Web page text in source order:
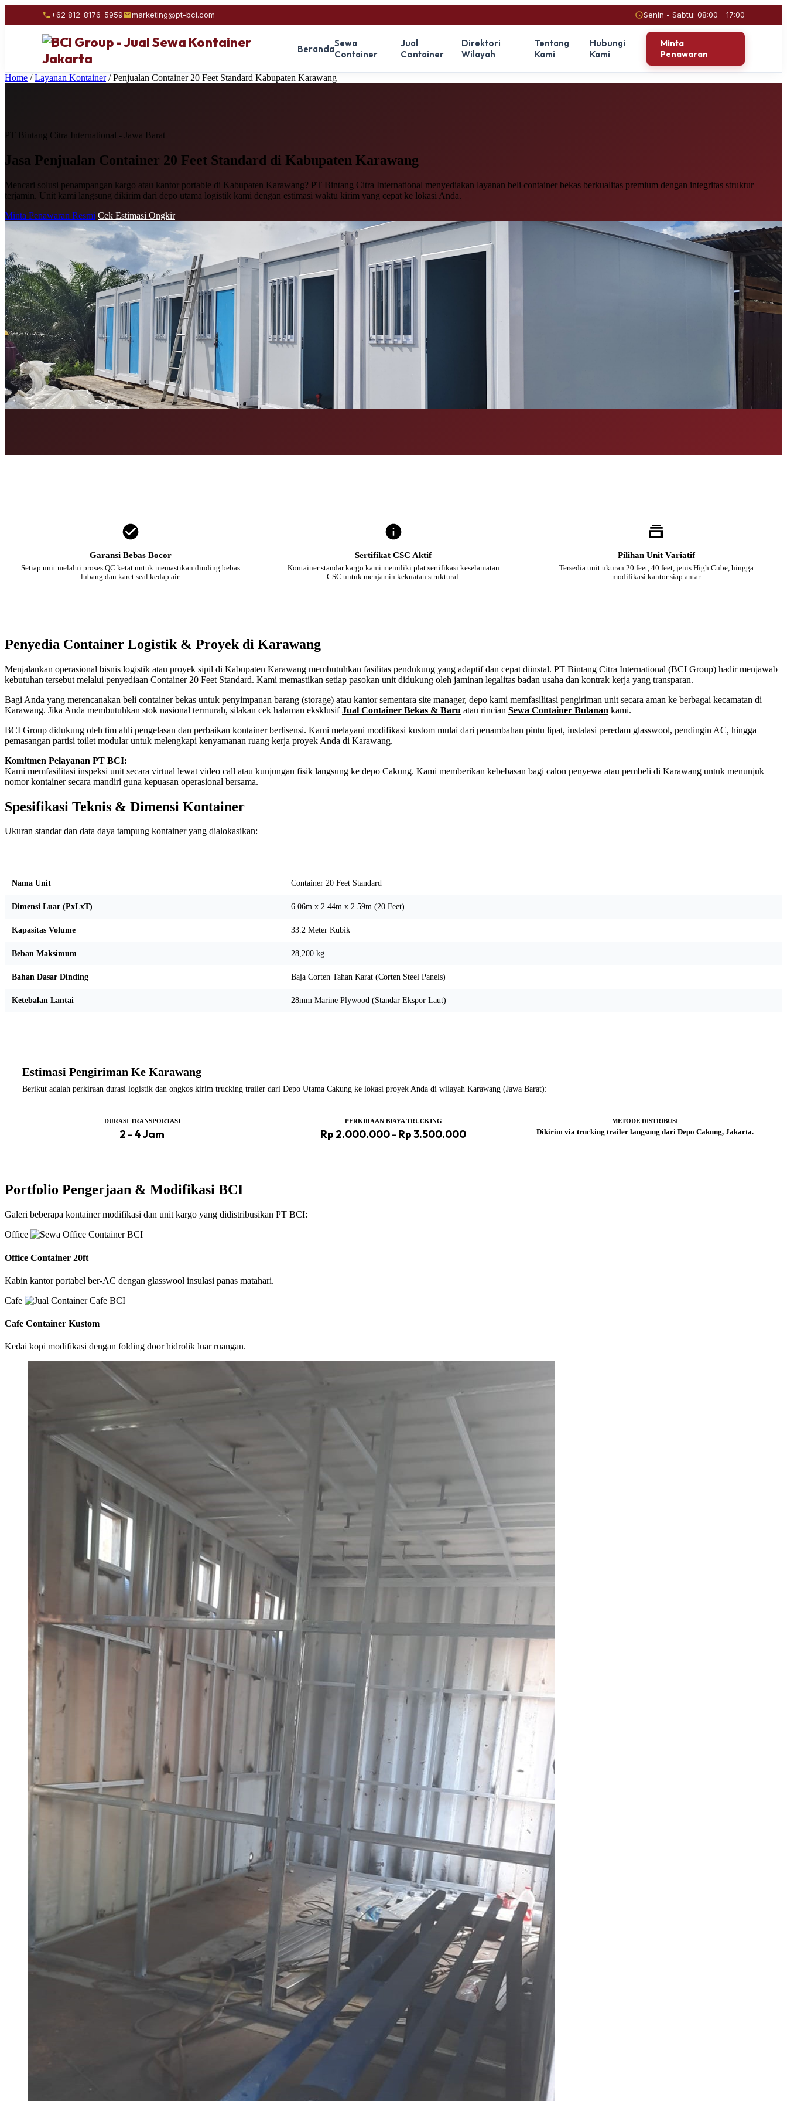
+62 812-8176-5959 marketing@pt-bci.com Senin - Sabtu: 08:00 - 17:00
BerandaSewa
Container
Jual
Container
Direktori
Wilayah
Tentang
Kami
Hubungi
Kami
Minta
Penawaran
Home / Layanan Kontainer / Penjualan Container 20 Feet Standard Kabupaten Karawang
PT Bintang Citra International - Jawa Barat
Jasa Penjualan Container 20 Feet Standard di Kabupaten Karawang
Mencari solusi penampangan kargo atau kantor portable di Kabupaten Karawang? PT Bintang Citra International menyediakan layanan beli container bekas berkualitas premium dengan integritas struktur
terjamin. Unit kami langsung dikirim dari depo utama logistik kami dengan estimasi waktu kirim yang cepat ke lokasi Anda.
Minta Penawaran Resmi Cek Estimasi Ongkir
Garansi Bebas Bocor
Setiap unit melalui proses QC ketat untuk memastikan dinding bebas
lubang dan karet seal kedap air.
Sertifikat CSC Aktif
Kontainer standar kargo kami memiliki plat sertifikasi keselamatan
CSC untuk menjamin kekuatan struktural.
Pilihan Unit Variatif
Tersedia unit ukuran 20 feet, 40 feet, jenis High Cube, hingga
modifikasi kantor siap antar.
Penyedia Container Logistik & Proyek di Karawang
Menjalankan operasional bisnis logistik atau proyek sipil di Kabupaten Karawang membutuhkan fasilitas pendukung yang adaptif dan cepat diinstal. PT Bintang Citra International (BCI Group) hadir menjawab
kebutuhan tersebut melalui penyediaan Container 20 Feet Standard. Kami memastikan setiap pasokan unit didukung oleh jaminan legalitas badan usaha dan kontrak kerja yang transparan.
Bagi Anda yang merencanakan beli container bekas untuk penyimpanan barang (storage) atau kantor sementara site manager, depo kami memfasilitasi pengiriman unit secara aman ke berbagai kecamatan di
Karawang. Jika Anda membutuhkan stok nasional termurah, silakan cek halaman eksklusifJual Container Bekas & Baru atau rincian Sewa Container Bulanan kami.
BCI Group didukung oleh tim ahli pengelasan dan perbaikan kontainer berlisensi. Kami melayani modifikasi kustom mulai dari penambahan pintu lipat, instalasi peredam glasswool, pendingin AC, hingga
pemasangan partisi toilet modular untuk melengkapi kenyamanan ruang kerja proyek Anda di Karawang.
Komitmen Pelayanan PT BCI:
Kami memfasilitasi inspeksi unit secara virtual lewat video call atau kunjungan fisik langsung ke depo Cakung. Kami memberikan kebebasan bagi calon penyewa atau pembeli di Karawang untuk menunjuk
nomor kontainer secara mandiri guna kepuasan operasional bersama.
Spesifikasi Teknis & Dimensi Kontainer
Ukuran standar dan data daya tampung kontainer yang dialokasikan:
Nama Unit Container 20 Feet Standard
Dimensi Luar (PxLxT) 6.06m x 2.44m x 2.59m (20 Feet)
Kapasitas Volume 33.2 Meter Kubik
Beban Maksimum 28,200 kg
Bahan Dasar Dinding Baja Corten Tahan Karat (Corten Steel Panels)
Ketebalan Lantai 28mm Marine Plywood (Standar Ekspor Laut)
Estimasi Pengiriman Ke Karawang
Berikut adalah perkiraan durasi logistik dan ongkos kirim trucking trailer dari Depo Utama Cakung ke lokasi proyek Anda di wilayah Karawang (Jawa Barat):
DURASI TRANSPORTASI
2 - 4 Jam
PERKIRAAN BIAYA TRUCKING
Rp 2.000.000 - Rp 3.500.000
METODE DISTRIBUSI
Dikirim via trucking trailer langsung dari Depo Cakung, Jakarta.
Portfolio Pengerjaan & Modifikasi BCI
Galeri beberapa kontainer modifikasi dan unit kargo yang didistribusikan PT BCI:
Office
Office Container 20ft
Kabin kantor portabel ber-AC dengan glasswool insulasi panas matahari.
Cafe
Cafe Container Kustom
Kedai kopi modifikasi dengan folding door hidrolik luar ruangan.